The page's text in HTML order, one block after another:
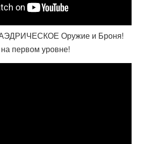
Оружие и Броня!
первом уровне!